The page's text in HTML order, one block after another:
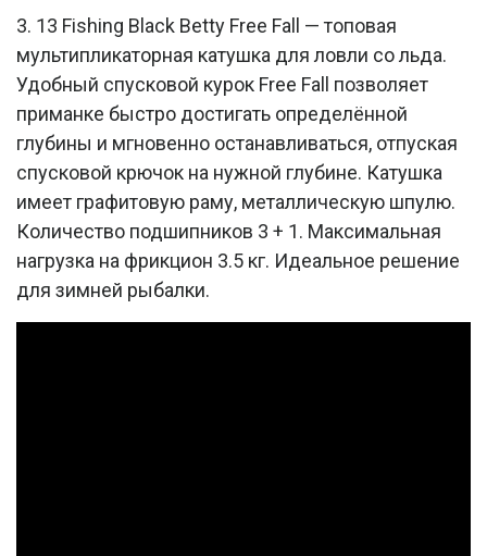
3. 13 Fishing Black Betty Free Fall — топовая
мультипликаторная катушка для ловли со льда.
Удобный спусковой курок Free Fall позволяет
приманке быстро достигать определённой
глубины и мгновенно останавливаться, отпуская
спусковой крючок на нужной глубине. Катушка
имеет графитовую раму, металлическую шпулю.
Количество подшипников 3 + 1. Максимальная
нагрузка на фрикцион 3.5 кг. Идеальное решение
для зимней рыбалки.